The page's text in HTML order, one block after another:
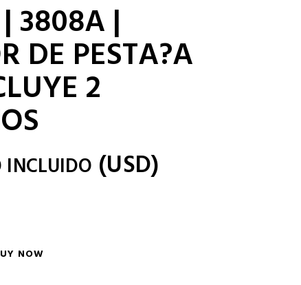
| 3808A |
DE PESTA?A
2
INCLUIDO (USD)
NOW